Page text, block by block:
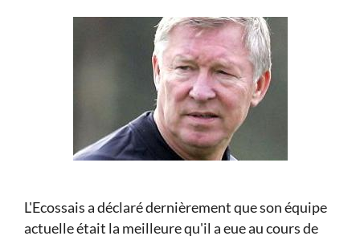
L'Ecossais a déclaré dernièrement que son équipe
actuelle était la meilleure qu'il a eue au cours de